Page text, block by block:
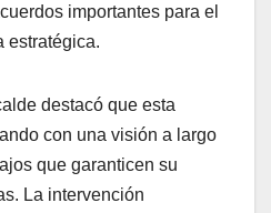
importantes para el
estratégica.
destacó que esta
con una visión a largo
que garanticen su
La intervención